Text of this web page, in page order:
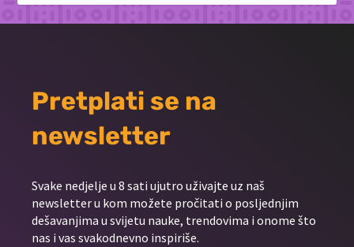
Pretplati se na
newsletter
Svake nedjelje u 8 sati ujutro uživajte uz naš
newsletter u kom možete pročitati o posljednjim
dešavanjima u svijetu nauke, trendovima i onome što
nas i vas svakodnevno inspiriše.